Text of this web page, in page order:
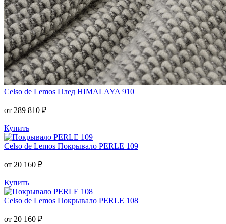
Celso de Lemos Плед HIMALAYA 910
от 289 810 ₽
Купить
Celso de Lemos Покрывало PERLE 109
от 20 160 ₽
Купить
Celso de Lemos Покрывало PERLE 108
от 20 160 ₽